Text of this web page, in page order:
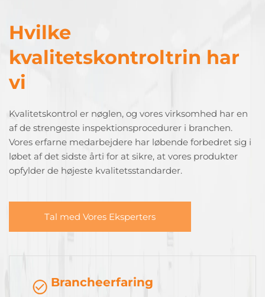
Hvilke
kvalitetskontroltrin har
vi
Kvalitetskontrol er nøglen, og vores virksomhed har en
af de strengeste inspektionsprocedurer i branchen.
Vores erfarne medarbejdere har løbende forbedret sig i
løbet af det sidste årti for at sikre, at vores produkter
opfylder de højeste kvalitetsstandarder.
Tal med Vores Eksperters
Brancheerfaring